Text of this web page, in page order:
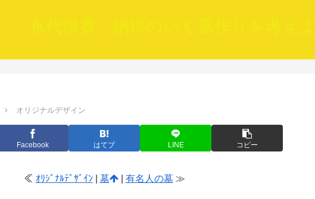
オリジナルデザイン
Facebook はてブ LINE コピー
≪ ｵﾘｼﾞﾅﾙﾃﾞｻﾞｲﾝ| 墓 | 有名人の墓 ≫